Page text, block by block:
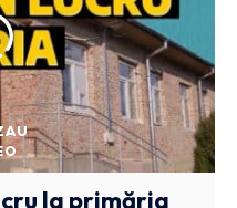
la primăria